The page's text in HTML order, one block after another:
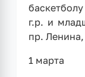
г.р. и
пр.
1 марта